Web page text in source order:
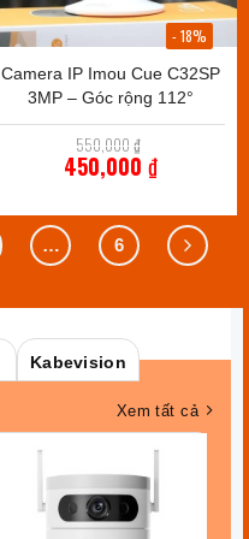
Camera IP Imou Cue C32SP
3MP – Góc rộng 112°
550,000 ₫
gốc
là:
450,000 ₫
tại
là:
450,000 ₫.
- 18%
… 6
Kabevision
Xem tất cả